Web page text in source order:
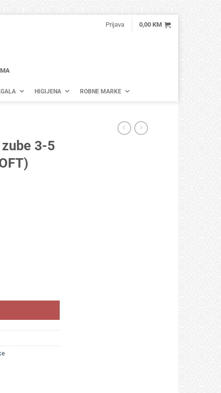
Prijava 0,00 KM
HIGIJENA ROBNE MARKE
3-5